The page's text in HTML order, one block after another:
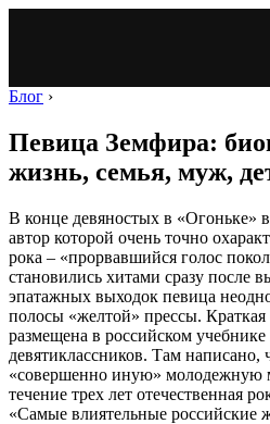
Блог ›
Певица Земфира:
жизнь, семья, муж,
В конце девяностых в «Огоньке»
автор которой очень точно
рока – «прорвавшийся голос
становились хитами сразу после
эпатажных выходок певица
полосы «желтой» прессы.
размещена в российском
девятиклассников. Там написано,
«совершенно иную» молодежную
течение трех лет отечественная
«Самые влиятельные российские